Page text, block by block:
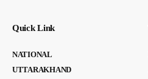
Quick Link
NATIONAL
UTTARAKHAND